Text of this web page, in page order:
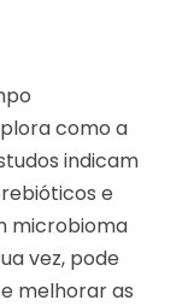
como a
indicam
e
microbioma
vez, pode
melhorar as